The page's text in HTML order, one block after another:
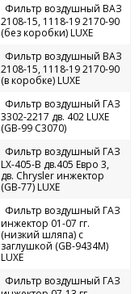
Фильтр воздушный ВАЗ
2108-15, 1118-19 2170-90
(без коробки) LUXE
Фильтр воздушный ВАЗ
2108-15, 1118-19 2170-90
(в коробке) LUXE
Фильтр воздушный ГАЗ
3302-2217 дв. 402 LUXE
(GB-99 C3070)
Фильтр воздушный ГАЗ
LX-405-B дв.405 Евро 3,
дв. Chrysler инжектор
(GB-77) LUXE
Фильтр воздушный ГАЗ
инжектор 01-07 гг.
(низкий шляпа) с
заглушкой (GB-9434M)
LUXE
Фильтр воздушный ГАЗ